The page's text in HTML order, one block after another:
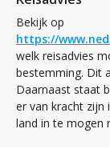
Bekijk op
https://
welk reisadvies
bestemming. Dit
Daarnaast staat
er van kracht
land in te mogen